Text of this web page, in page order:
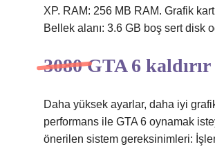
XP. RAM: 256 MB RAM. Grafik
Bellek alanı: 3.6 GB boş sert disk
3080 GTA 6 kaldırır
Daha yüksek ayarlar, daha iyi
performans ile GTA 6 oynamak
önerilen sistem gereksinimleri: